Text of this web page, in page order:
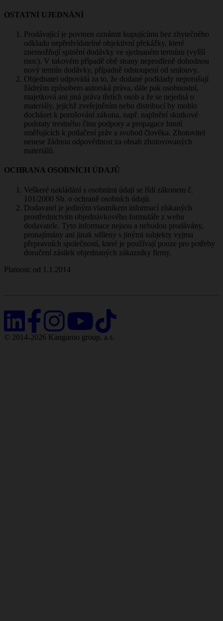
OSTATNÍ UJEDNÁNÍ
Prodávající je povinen oznámit kupujícímu bez zbytečného
odkladu nepředvídatelné objektivní překážky, které
znemožňují splnění dodávky ve sjednaném termínu (vyšší
moc). V takovém případě obě strany neprodleně dohodnou
nový termín dodávky, případně odstoupení od smlouvy.
Objednatel odpovídá za to, že dodané podklady neporušují
žádným způsobem autorská práva, dále pak osobnostní,
majetková ani jiná práva třetích osob a že se nejedná o
materiály, jejichž zveřejněním nebo distribucí by mohlo
docházet k porušování zákona, např. naplnění skutkové
podstaty trestného činu podpory a propagace hnutí
směřujících k potlačení práv a svobod člověka. Zhotovitel
nenese žádnou odpovědnost za obsah zhotovovaných
materiálů.
OCHRANA OSOBNÍCH ÚDAJŮ
Veškeré nakládání s osobními údaji se řídí zákonem č.
101/2000 Sb. o ochraně osobních údajů.
Dodavatel je jediným vlastníkem informací získaných
prostřednictvím objednávkového formuláře z webu
dodavatele. Tyto informace nejsou a nebudou prodávány,
pronajímány ani jinak sdíleny s jinými subjekty vyjma
přepravních společností, které je používají pouze pro potřeby
doručení zásilek objednaných zákazníky firmy.
Platnost: od 1.1.2014
© 2014-2026 Kangaroo group, a.s.